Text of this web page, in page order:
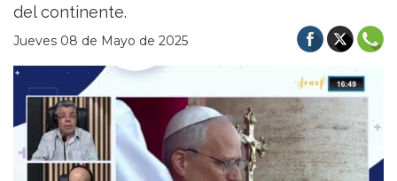
del continente.
Jueves 08 de Mayo de 2025